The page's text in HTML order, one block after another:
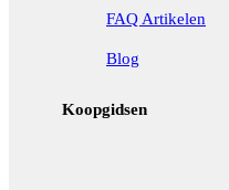
FAQ Artikelen
Blog
Koopgidsen